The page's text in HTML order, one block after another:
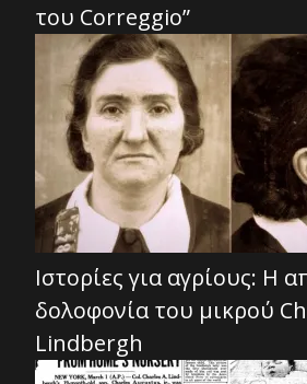
του Correggio”
Ιστορίες για αγρίους: Η
δολοφονία του μικρού
Lindbergh